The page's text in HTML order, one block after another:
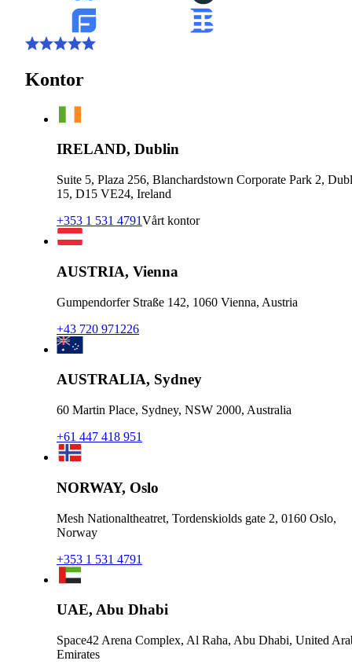
Kontor
IRELAND, Dublin
Suite 5, Plaza 256, Blanchardstown Corporate Park 2,
15, D15 VE24, Ireland
+353 1 531 4791Vårt kontor
AUSTRIA, Vienna
Gumpendorfer Straße 142, 1060 Vienna, Austria
+43 720 971226
AUSTRALIA, Sydney
60 Martin Place, Sydney, NSW 2000, Australia
+61 447 418 951
NORWAY, Oslo
Mesh Nationaltheatret, Tordenskiolds gate 2, 0160 Oslo,
Norway
+353 1 531 4791
UAE, Abu Dhabi
Space42 Arena Complex, Al Raha, Abu Dhabi, United
Emirates